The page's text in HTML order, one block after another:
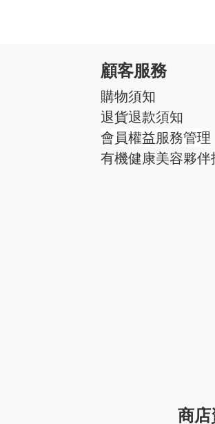
顧客服務
購物須知
退貨退款須知
會員權益服務管理
有機健康美容夥伴
商